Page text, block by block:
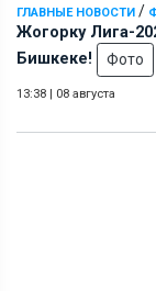
ГЛАВНЫЕ НОВОСТИ /
Жогорку Лига-
Бишкеке!
Фото
13:38 | 08 августа